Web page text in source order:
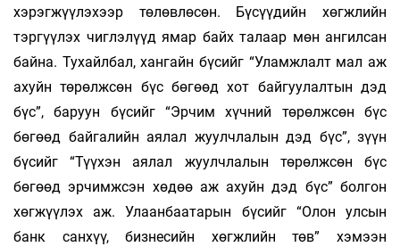
хэрэгжүүлэхээр төлөвлөсөн. Бүсүү­дийн хөгжлийн
тэргүүлэх чиглэлүүд ямар байх талаар мөн ангилсан
байна. Ту­­хайлбал, хангайн бүсийг “Уламжлалт мал аж
ахуйн төрөлжсөн бүс бөгөөд хот бай­­гуулалтын дэд
бүс”, баруун бүсийг “Эрчим хүчний төрөлжсөн бүс
бөгөөд байгалийн аялал жуулчлалын дэд бүс”, зүүн
бүсийг “Түүхэн аялал жуулчлалын төрөлж­сөн бүс
бөгөөд эрчимжсэн хөдөө аж ахуйн дэд бүс” болгон
хөгжүүлэх аж. Улаан­баатарын бүсийг “Олон улсын
банк санхүү, бизнесийн хөгжлийн төв” хэмээн